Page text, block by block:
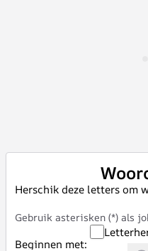
Herschik deze letters om
Gebruik asterisken (*) als
Beginnen met: